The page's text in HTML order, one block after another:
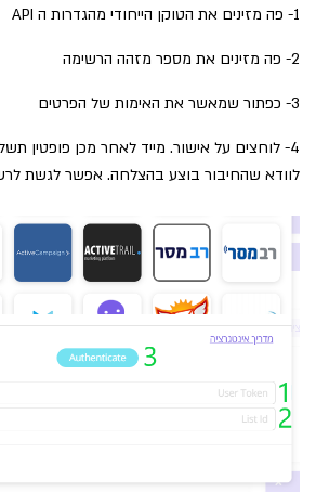
1- פה מזינים את הטוקן הייחודי מהגדרות ה API
2- פה מזינים את מספר מזהה הרשימה
3- כפתור שמאשר את האימות של הפרטים
4- לוחצים על אישור. מייד לאחר מכן פופטין
לוודא שהחיבור בוצע בהצלחה. אפשר לגשת